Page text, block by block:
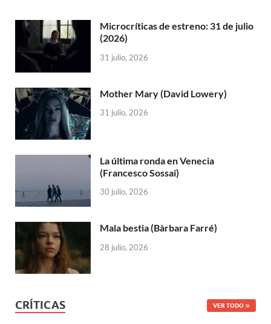
Microcríticas de estreno: 31 de julio
(2026)
31 julio, 2026
Mother Mary (David Lowery)
31 julio, 2026
La última ronda en Venecia
(Francesco Sossai)
30 julio, 2026
Mala bestia (Bàrbara Farré)
28 julio, 2026
CRÍTICAS VER TODO